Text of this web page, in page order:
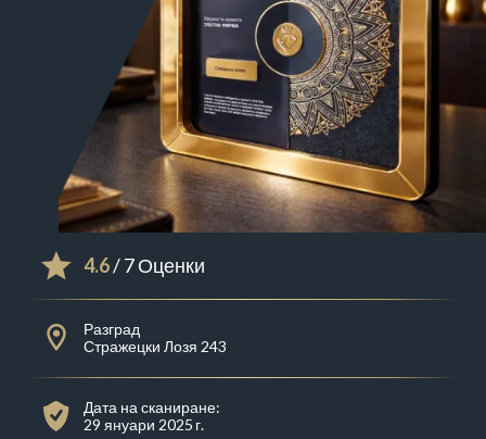
4.6/ 7 Оценки
Разград
Стражецки Лозя 243
Дата на сканиране:
29 януари 2025 г.